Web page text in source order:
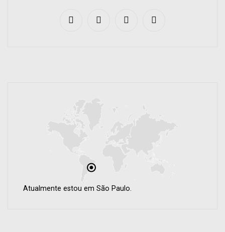
Atualmente estou em São Paulo.